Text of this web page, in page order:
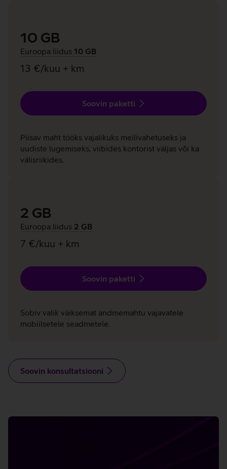
10 GB
Euroopa liidus 10 GB
13 €/kuu + km
Soovin paketti
Piisav maht tööks vajalikuks meilivahetuseks ja
uudiste lugemiseks, viibides kontorist väljas või ka
välisriikides.
2 GB
Euroopa liidus 2 GB
7 €/kuu + km
Soovin paketti
Sobiv valik väiksemat andmemahtu vajavatele
mobiilsetele seadmetele.
Soovin konsultatsiooni